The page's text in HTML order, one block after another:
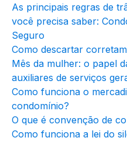
As principais regras de
você precisa saber:
Seguro
Como descartar
Mês da mulher: o papel
auxiliares de serviços
Como funciona o
condomínio?
O que é convenção de
Como funciona a lei do